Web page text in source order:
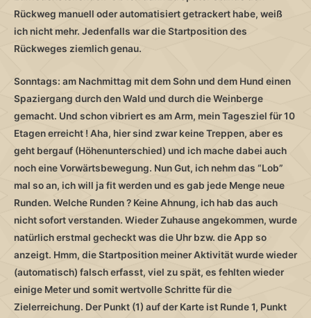
Rückweg manuell oder automatisiert getrackert habe, weiß
ich nicht mehr. Jedenfalls war die Startposition des
Rückweges ziemlich genau.
Sonntags: am Nachmittag mit dem Sohn und dem Hund einen
Spaziergang durch den Wald und durch die Weinberge
gemacht. Und schon vibriert es am Arm, mein Tagesziel für 10
Etagen erreicht ! Aha, hier sind zwar keine Treppen, aber es
geht bergauf (Höhenunterschied) und ich mache dabei auch
noch eine Vorwärtsbewegung. Nun Gut, ich nehm das “Lob”
mal so an, ich will ja fit werden und es gab jede Menge neue
Runden. Welche Runden ? Keine Ahnung, ich hab das auch
nicht sofort verstanden. Wieder Zuhause angekommen, wurde
natürlich erstmal gecheckt was die Uhr bzw. die App so
anzeigt. Hmm, die Startposition meiner Aktivität wurde wieder
(automatisch) falsch erfasst, viel zu spät, es fehlten wieder
einige Meter und somit wertvolle Schritte für die
Zielerreichung. Der Punkt (1) auf der Karte ist Runde 1, Punkt